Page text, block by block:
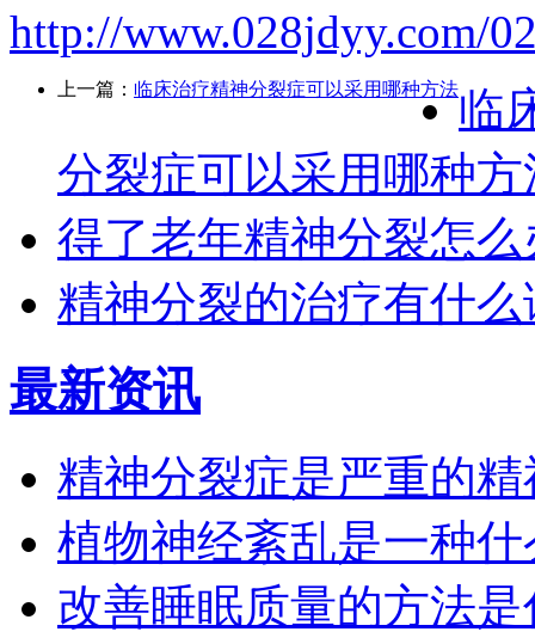
http://www.028jdyy.com/
上一篇： 临床治疗精神分裂症可以采用哪种方法临
分裂症可以采用哪种方
得了老年精神分裂怎
精神分裂的治疗有什么
最新资讯
精神分裂症是严重的
植物神经紊乱是一种
改善睡眠质量的方法